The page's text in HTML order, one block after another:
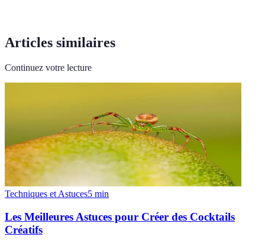
Articles similaires
Continuez votre lecture
Techniques et Astuces5 min
Les Meilleures Astuces pour Créer des Cocktails
Créatifs